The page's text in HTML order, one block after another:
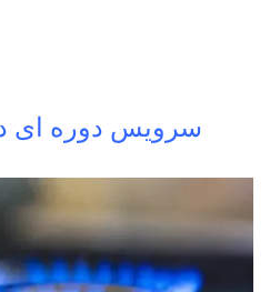
سرویس دوره ای